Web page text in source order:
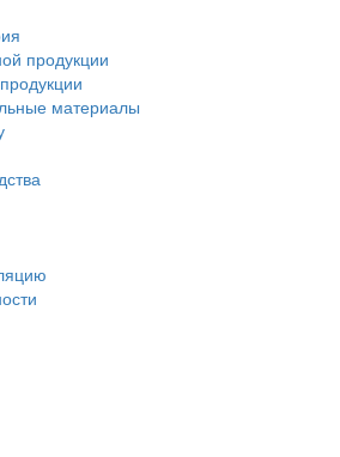
продукции
материалы